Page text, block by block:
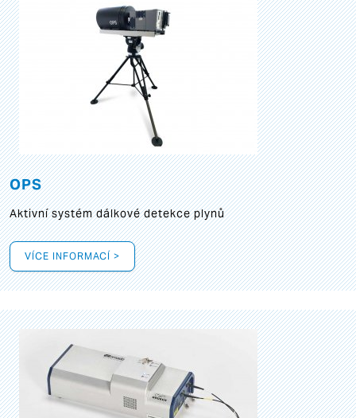
OPS
Aktivní systém dálkové detekce plynů
VÍCE INFORMACÍ >